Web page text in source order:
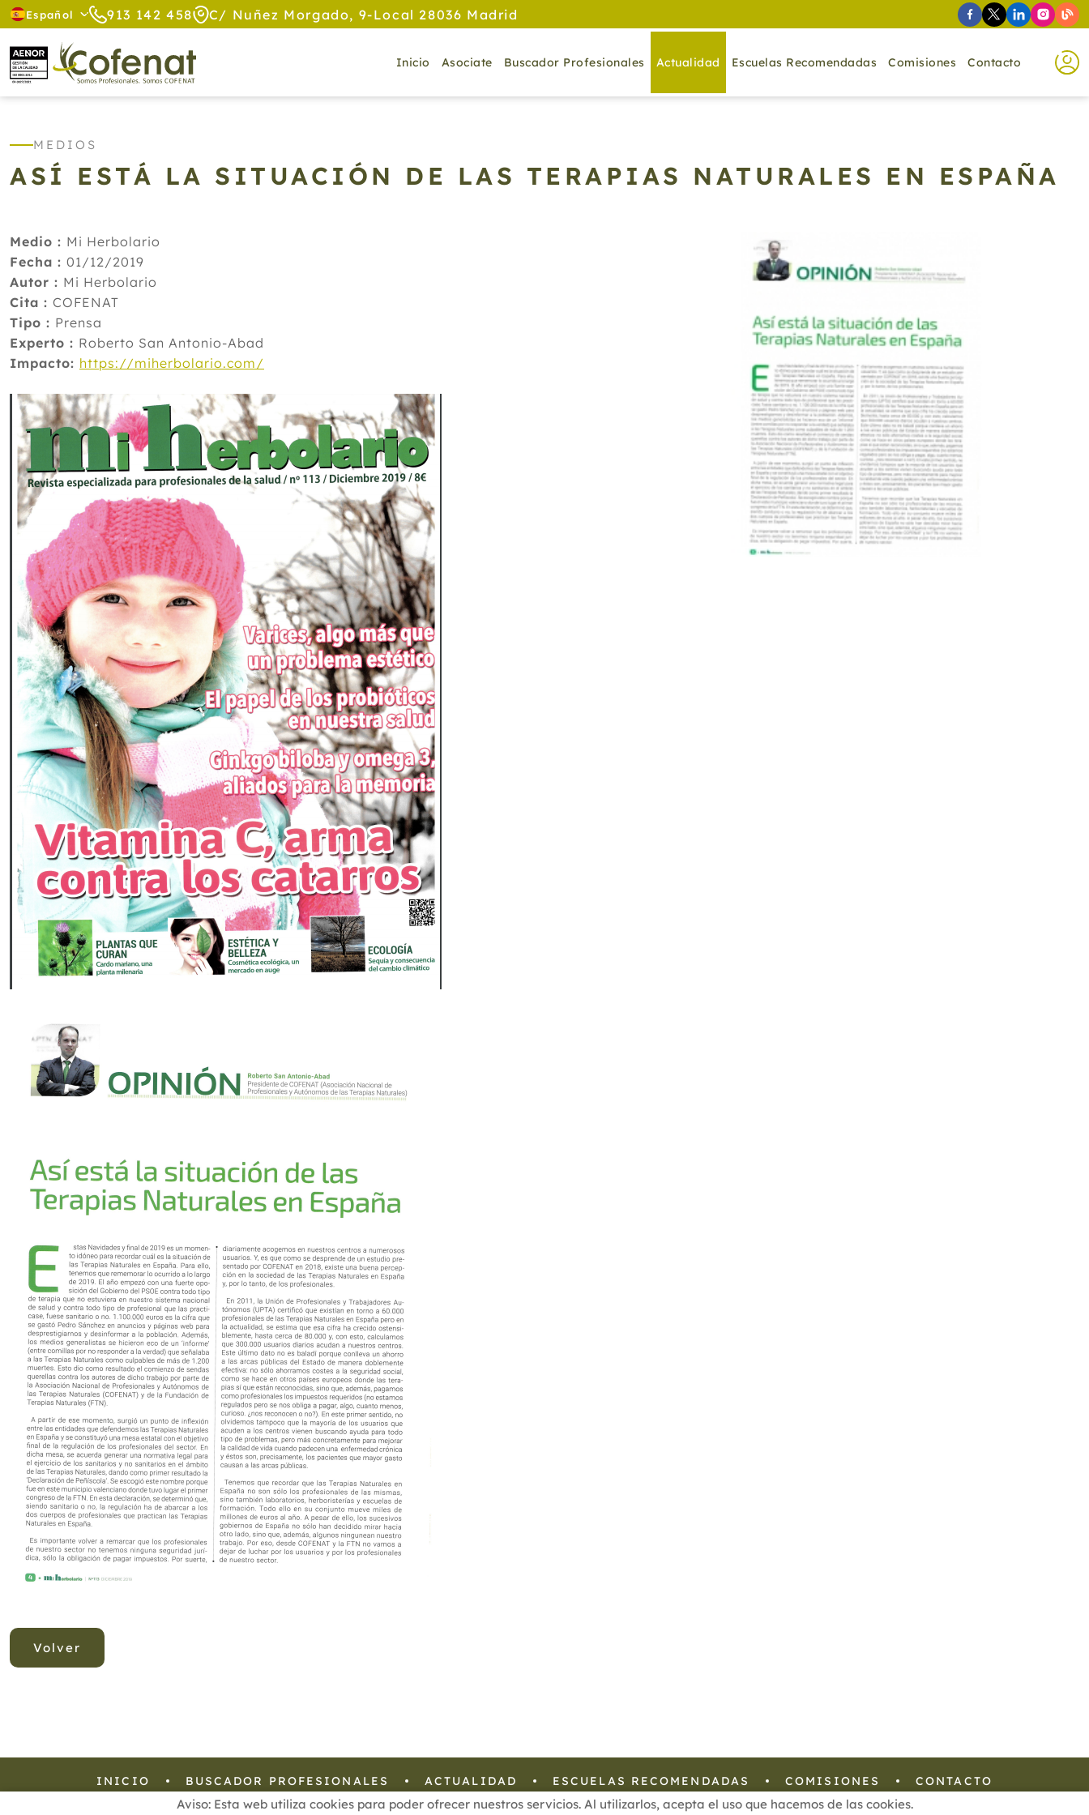
Español 913 142 458 C/ Nuñez Morgado, 9-Local 28036 Madrid
Inicio Asociate Buscador Profesionales Actualidad Escuelas Recomendadas Comisiones Contacto
MEDIOS
ASÍ ESTÁ LA SITUACIÓN DE LAS TERAPIAS NATURALES EN ESPAÑA
Medio : Mi Herbolario
Fecha : 01/12/2019
Autor : Mi Herbolario
Cita : COFENAT
Tipo : Prensa
Experto : Roberto San Antonio-Abad
Impacto: https://miherbolario.com/
Volver
Aviso: Esta web utiliza cookies para poder ofrecer nuestros servicios. Al utilizarlos, acepta el uso que hacemos de las cookies.
INICIO BUSCADOR PROFESIONALES ACTUALIDAD ESCUELAS RECOMENDADAS COMISIONES CONTACTO